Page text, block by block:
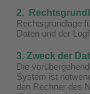
2.
Rechtsgrundlage
Daten und der
3. Zweck der
Die
System ist
den Rechner des